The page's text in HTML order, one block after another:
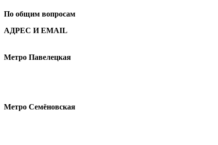
По общим вопросам
АДРЕС И EMAIL
Метро Павелецкая
Метро Семёновская